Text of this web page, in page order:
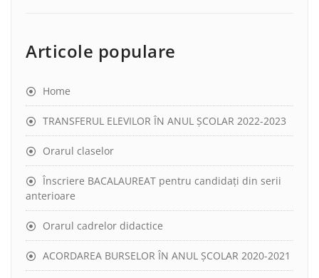
Articole populare
Home
TRANSFERUL ELEVILOR ÎN ANUL ȘCOLAR 2022-2023
Orarul claselor
Înscriere BACALAUREAT pentru candidați din serii
anterioare
Orarul cadrelor didactice
ACORDAREA BURSELOR ÎN ANUL ȘCOLAR 2020-2021